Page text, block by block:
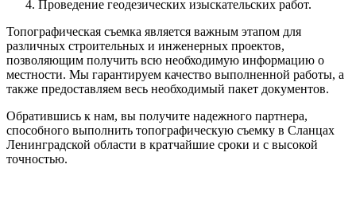
Проведение геодезических изыскательских работ.
Топографическая съемка является важным этапом для
различных строительных и инженерных проектов,
позволяющим получить всю необходимую информацию о
местности. Мы гарантируем качество выполненной работы, а
также предоставляем весь необходимый пакет документов.
Обратившись к нам, вы получите надежного партнера,
способного выполнить топографическую съемку в Сланцах
Ленинградской области в кратчайшие сроки и с высокой
точностью.